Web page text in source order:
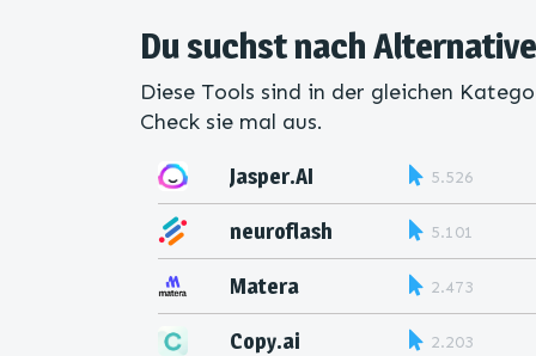
Du suchst nach
Diese Tools sind in der gleichen
Check sie mal aus.
Jasper.AI 5.526
neuroflash 5.101
Matera 2.473
Copy.ai 2.203